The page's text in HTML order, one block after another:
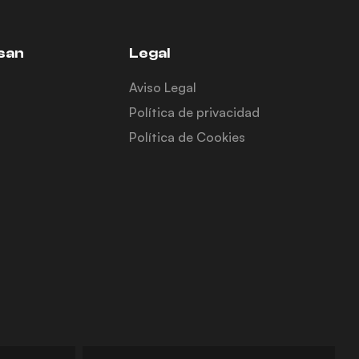
Legal
Aviso Legal
Política de privacidad
Política de Cookies